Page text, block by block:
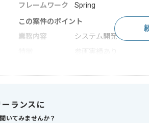
フレームワーク
Spring
この案件のポイント
業務内容
システム開発
参画実績あり
・Java(Spring)を用いた開発経験
・基本設計以降の開発経験
ーランスに
聞いてみませんか？